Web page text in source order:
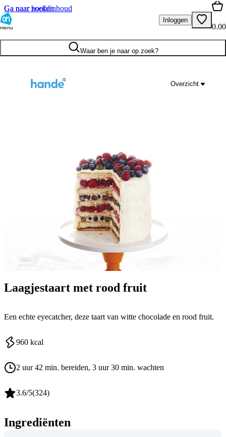
Ga naar hoofdinhoud
Ga naar zoeken
menu
Inloggen
0.00
Waar ben je naar op zoek?
Overzicht
Laagjestaart met rood fruit
Een echte eyecatcher, deze taart van witte chocolade en rood fruit.
960 kcal
2 uur 42 min. bereiden, 3 uur 30 min. wachten
3.6/5(324)
Ingrediënten